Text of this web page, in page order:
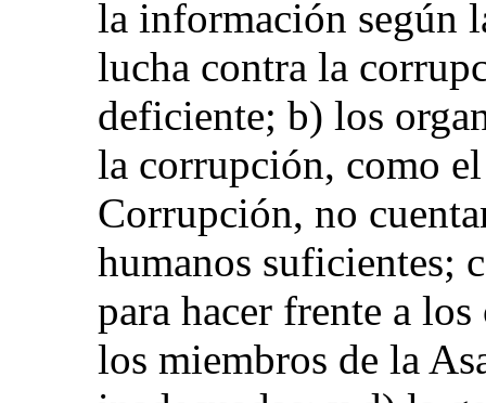
la información según
lucha contra la
deficiente; b) los
la corrupción, como
Corrupción, no
humanos suficientes;
para hacer frente a
los miembros de la